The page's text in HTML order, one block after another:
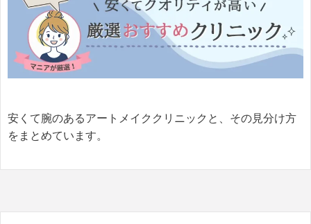
安くて腕のあるアートメイククリニックと、その見分け方
をまとめています。